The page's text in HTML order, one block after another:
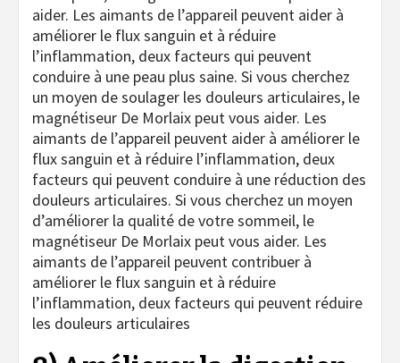
aider. Les aimants de l’appareil peuvent aider à
améliorer le flux sanguin et à réduire
l’inflammation, deux facteurs qui peuvent
conduire à une peau plus saine. Si vous cherchez
un moyen de soulager les douleurs articulaires, le
magnétiseur De Morlaix peut vous aider. Les
aimants de l’appareil peuvent aider à améliorer le
flux sanguin et à réduire l’inflammation, deux
facteurs qui peuvent conduire à une réduction des
douleurs articulaires. Si vous cherchez un moyen
d’améliorer la qualité de votre sommeil, le
magnétiseur De Morlaix peut vous aider. Les
aimants de l’appareil peuvent contribuer à
améliorer le flux sanguin et à réduire
l’inflammation, deux facteurs qui peuvent réduire
les douleurs articulaires